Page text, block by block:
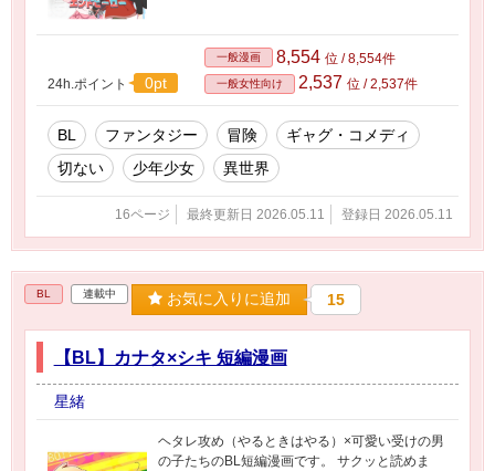
24h.ポイント 0pt
一般漫画 8,554 位 / 8,554件
一般女性向け 2,537 位 / 2,537件
BL ファンタジー 冒険
ギャグ・コメディ
切ない
少年少女 異世界
16ページ 最終更新日 2026.05.11 登録日 2026.05.11
BL 連載中 お気に入りに追加 15
【BL】カナタ×シキ 短編漫画
星緒
ヘタレ攻め（やるときはやる）×可愛い受けの男
の子たちのBL短編漫画です。 サクッと読めま